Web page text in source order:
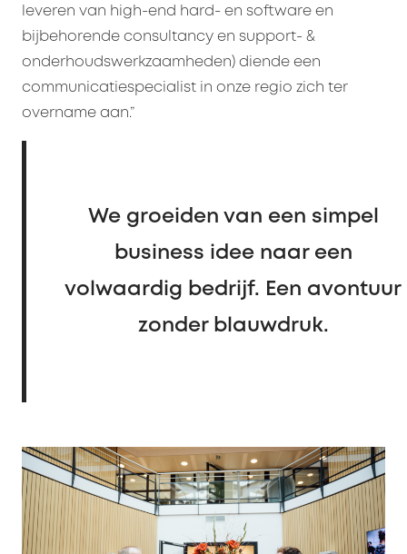
leveren van high-end hard- en software en
bijbehorende consultancy en support- &
onderhoudswerkzaamheden) diende een
communicatiespecialist in onze regio zich ter
overname aan.”
We groeiden van een simpel
business idee naar een
volwaardig bedrijf. Een avontuur
zonder blauwdruk.